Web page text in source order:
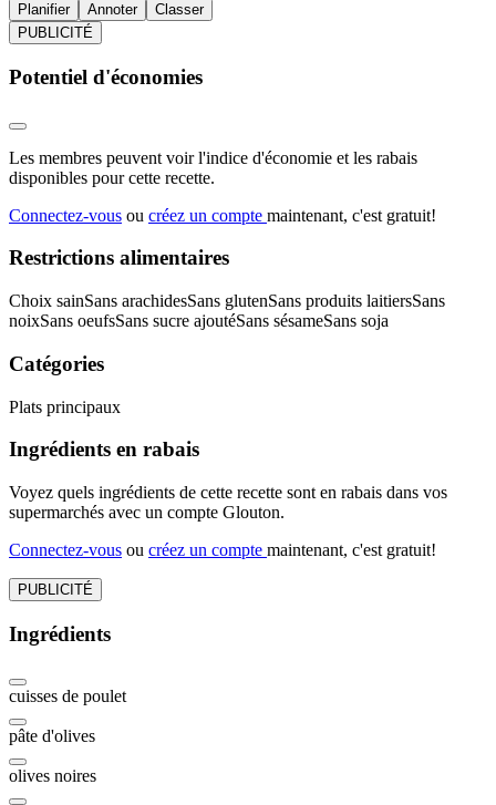
Planifier Annoter
Classer
PUBLICITÉ
Potentiel d'économies
Les membres peuvent voir l'indice d'économie et les rabais
disponibles pour cette recette.
Connectez-vous ou créez un compte maintenant, c'est gratuit!
Restrictions alimentaires
Choix sainSans arachidesSans glutenSans produits laitiersSans
noixSans oeufsSans sucre ajoutéSans sésameSans soja
Catégories
Plats principaux
Ingrédients en rabais
Voyez quels ingrédients de cette recette sont en rabais dans vos
supermarchés avec un compte Glouton.
Connectez-vous ou créez un compte maintenant, c'est gratuit!
PUBLICITÉ
Ingrédients
cuisses de poulet
pâte d'olives
olives noires